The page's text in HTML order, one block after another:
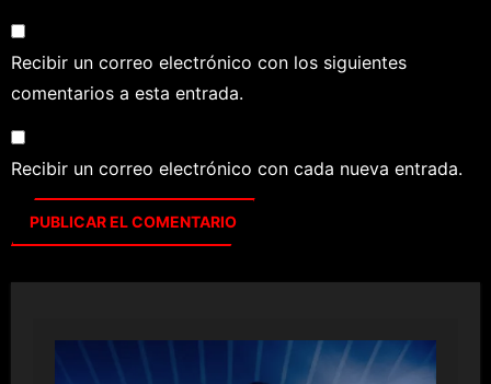
Recibir un correo electrónico con los siguientes
comentarios a esta entrada.
Recibir un correo electrónico con cada nueva entrada.